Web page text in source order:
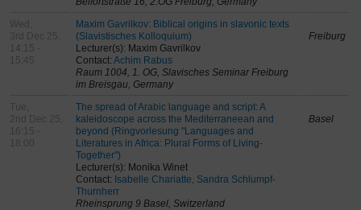
Wed,
3rd Dec 25,
14:15 -
15:45
Maxim Gavrilkov: Biblical origins in slavonic texts
(Slavistisches Kolloquium)
Lecturer(s): Maxim Gavrilkov
Contact: Achim Rabus
Raum 1004, 1. OG, Slavisches Seminar Freiburg
im Breisgau, Germany
Freiburg
Tue,
2nd Dec 25,
16:15 -
The spread of Arabic language and script: A
kaleidoscope across the Mediterraneean and
beyond (Ringvorlesung "Languages and
Literatures in Africa: Plural Forms of Living-
Together")
Lecturer(s): Monika Winet
Contact: Isabelle Chariatte, Sandra Schlumpf-
Thurnherr
Rheinsprung 9 Basel, Switzerland
Basel